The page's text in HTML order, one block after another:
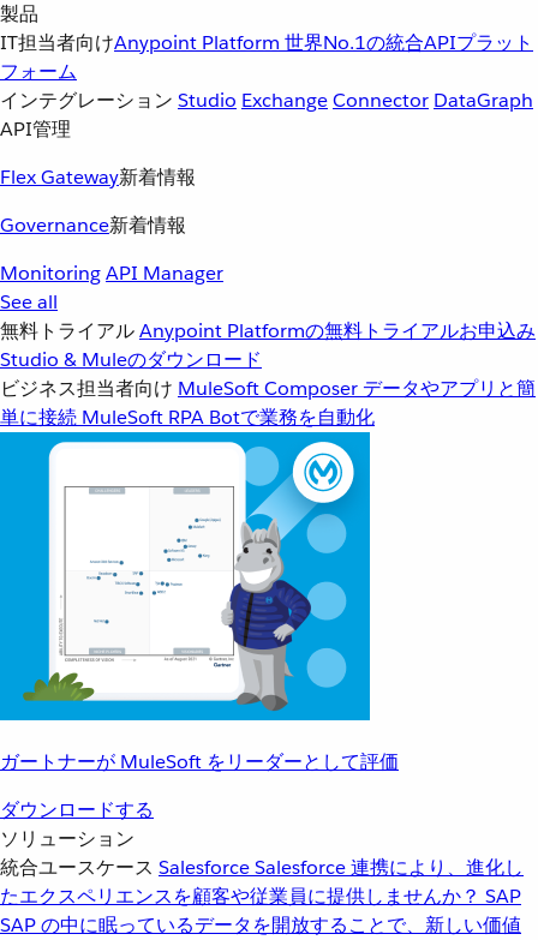
製品
IT担当者向けAnypoint Platform 世界No.1の統合APIプラット
フォーム
インテグレーション Studio ExchangeConnector DataGraph
API管理
Flex Gateway新着情報
Governance新着情報
MonitoringAPI Manager
See all
無料トライアルAnypoint Platformの無料トライアルお申込み
Studio & Muleのダウンロード
ビジネス担当者向け MuleSoft Composer データやアプリと簡
単に接続 MuleSoft RPA Botで業務を自動化
ガートナーが MuleSoft をリーダーとして評価
ダウンロードする
ソリューション
統合ユースケース SalesforceSalesforce 連携により、進化し
たエクスペリエンスを顧客や従業員に提供しませんか？ SAP
SAP の中に眠っているデータを開放することで、新しい価値